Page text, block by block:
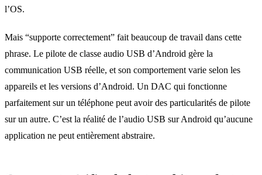
l’OS.
Mais “supporte correctement” fait beaucoup de travail dans cette
phrase. Le pilote de classe audio USB d’Android gère la
communication USB réelle, et son comportement varie selon les
appareils et les versions d’Android. Un DAC qui fonctionne
parfaitement sur un téléphone peut avoir des particularités de pilote
sur un autre. C’est la réalité de l’audio USB sur Android qu’aucune
application ne peut entièrement abstraire.